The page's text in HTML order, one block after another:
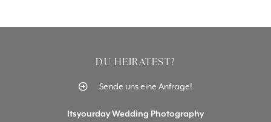
DU HEIRATEST?
Sende uns eine Anfrage!
Itsyourday Wedding Photography